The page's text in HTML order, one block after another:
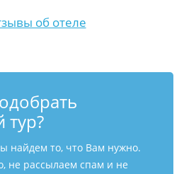
об отеле
найдем то, что Вам нужно.
не рассылаем спам и не